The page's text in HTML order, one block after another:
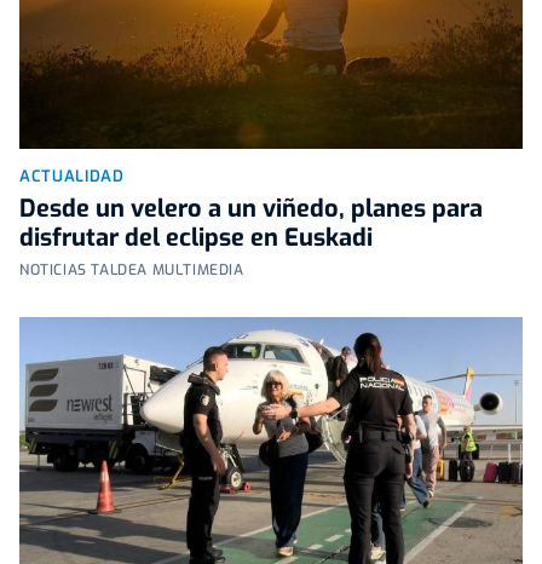
ACTUALIDAD
Desde un velero a un viñedo, planes para
disfrutar del eclipse en Euskadi
NOTICIAS TALDEA MULTIMEDIA